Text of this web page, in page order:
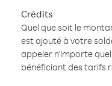
Crédits
Quel que soit le
est ajouté à votre
appeler n'importe
bénéficiant des tarifs